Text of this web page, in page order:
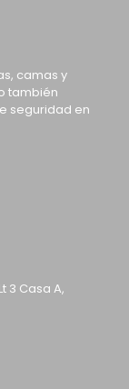
camas y
también
seguridad en
3 Casa A,